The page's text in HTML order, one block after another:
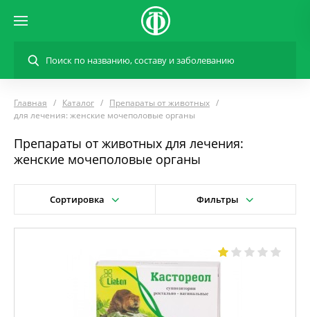
Главная Каталог
Препараты от животных
для лечения: женские мочеполовые органы
Препараты от животных для лечения:
женские мочеполовые органы
Сортировка Фильтры